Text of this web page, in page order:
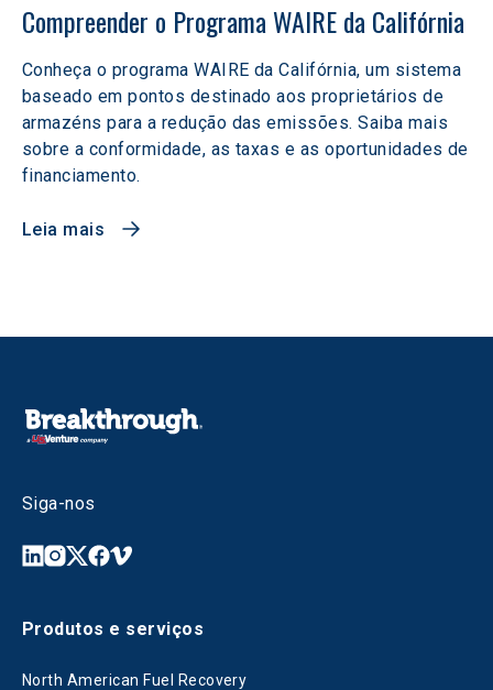
Compreender o Programa WAIRE da Califórnia
Conheça o programa WAIRE da Califórnia, um sistema
baseado em pontos destinado aos proprietários de
armazéns para a redução das emissões. Saiba mais
sobre a conformidade, as taxas e as oportunidades de
financiamento.
Leia mais
Siga-nos
Produtos e serviços
North American Fuel Recovery